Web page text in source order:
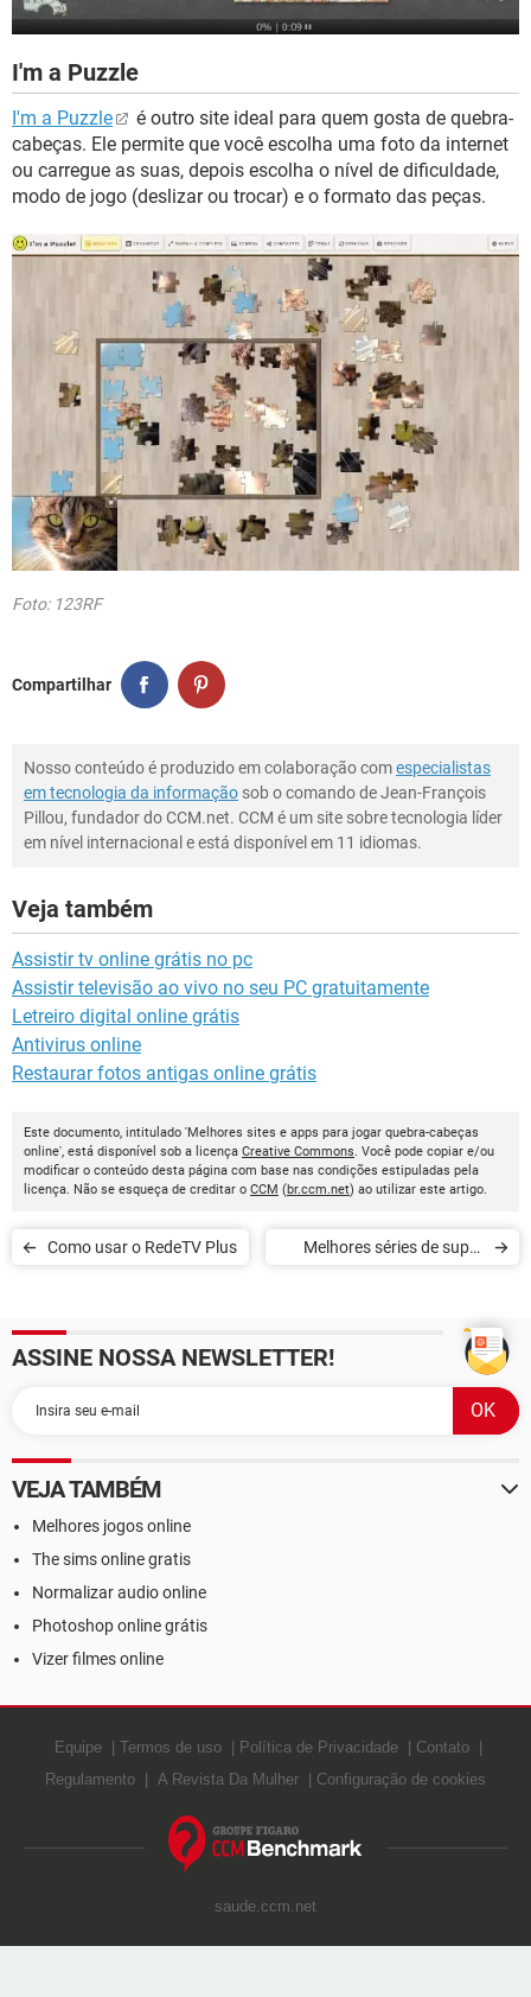
I'm a Puzzle
I'm a Puzzle
é outro site ideal para quem gosta de quebra-
cabeças. Ele permite que você escolha uma foto da internet
ou carregue as suas, depois escolha o nível de dificuldade,
modo de jogo (deslizar ou trocar) e o formato das peças.
Foto: 123RF
Compartilhar
Nosso conteúdo é produzido em colaboração comespecialistas
em tecnologia da informação sob o comando de Jean-François
Pillou, fundador do CCM.net. CCM é um site sobre tecnologia líder
em nível internacional e está disponível em 11 idiomas.
Veja também
Assistir tv online grátis no pc
Assistir televisão ao vivo no seu PC gratuitamente
Letreiro digital online grátis
Antivirus online
Restaurar fotos antigas online grátis
Este documento, intitulado 'Melhores sites e apps para jogar quebra-cabeças
online', está disponível sob a licença Creative Commons. Você pode copiar e/ou
modificar o conteúdo desta página com base nas condições estipuladas pela
licença. Não se esqueça de creditar o CCM (br.ccm.net) ao utilizar este artigo.
Como usar o RedeTV Plus
Melhores séries de super
ASSINE NOSSA NEWSLETTER!
VEJA TAMBÉM
Melhores jogos online
The sims online gratis
Normalizar audio online
Photoshop online grátis
Vizer filmes online
Equipe Termos de uso Política de Privacidade
Contato
Regulamento
A Revista Da Mulher Configuração de cookies
saude.ccm.net